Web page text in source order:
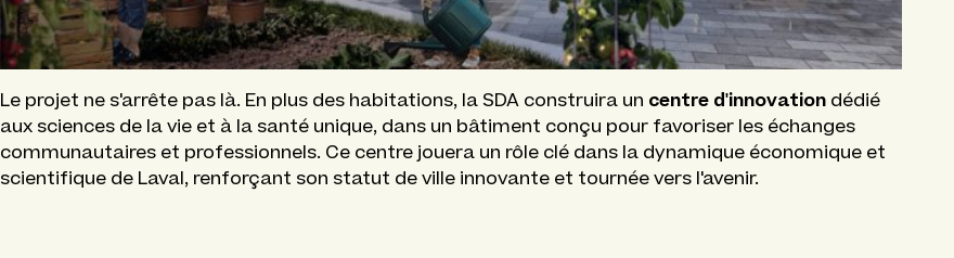
Le projet ne s'arrête pas là. En plus des habitations, la SDA construira un centre d'innovation dédié
aux sciences de la vie et à la santé unique, dans un bâtiment conçu pour favoriser les échanges
communautaires et professionnels. Ce centre jouera un rôle clé dans la dynamique économique et
scientifique de Laval, renforçant son statut de ville innovante et tournée vers l'avenir.